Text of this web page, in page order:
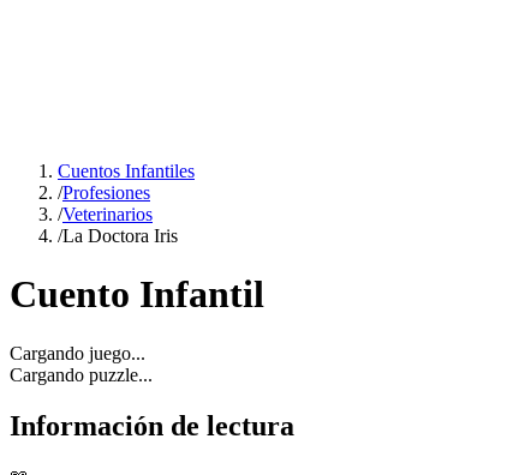
Cuentos Infantiles
/Profesiones
/Veterinarios
/La Doctora Iris
Cuento Infantil
Cargando juego...
Cargando puzzle...
Información de lectura